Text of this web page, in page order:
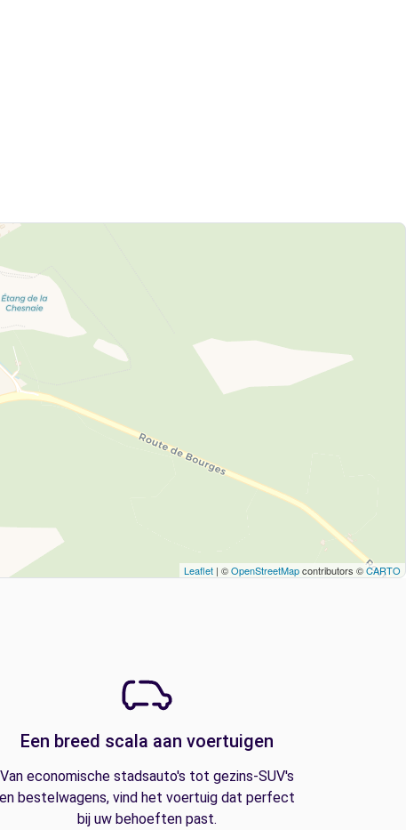
Leaflet | ©OpenStreetMapcontributors ©CARTO
Een breed scala aan voertuigen
Van economische stadsauto's tot gezins-SUV's
en bestelwagens, vind het voertuig dat perfect
bij uw behoeften past.